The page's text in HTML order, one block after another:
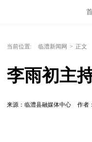
当前位置: 临澧新闻网 > 正文
李雨初主
来源：临澧县融媒体中心 作者